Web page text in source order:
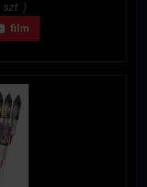
szt. )
film